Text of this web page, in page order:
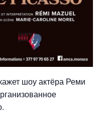
шоу актёра Реми